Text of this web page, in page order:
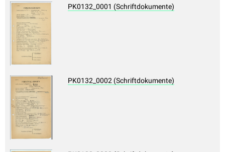
PK0132_0001 (Schriftdokumente)
PK0132_0002 (Schriftdokumente)